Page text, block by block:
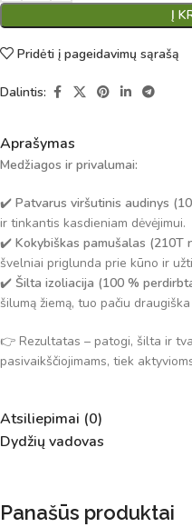
Į
Pridėti į pageidavimų sąrašą
Dalintis:
Aprašymas
Medžiagos ir privalumai:
✔️ Patvarus viršutinis audinys
ir tinkantis kasdieniam dėvėjimui.
✔️ Kokybiškas pamušalas (210T
švelniai priglunda prie kūno ir
✔️ Šilta izoliacija (100 %
šilumą žiemą, tuo pačiu
👉 Rezultatas – patogi, šilta ir
pasivaikščiojimams, tiek
Atsiliepimai (0)
Dydžių vadovas
Panašūs produktai